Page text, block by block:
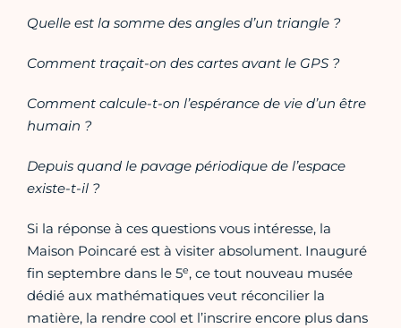
Quelle est la somme des angles d’un triangle ?
Comment traçait-on des cartes avant le GPS ?
Comment calcule-t-on l’espérance de vie d’un être
humain ?
Depuis quand le pavage périodique de l’espace
existe-t-il ?
Si la réponse à ces questions vous intéresse, la
Maison Poincaré est à visiter absolument. Inauguré
fin septembre dans le 5e, ce tout nouveau musée
dédié aux mathématiques veut réconcilier la
matière, la rendre cool et l’inscrire encore plus dans